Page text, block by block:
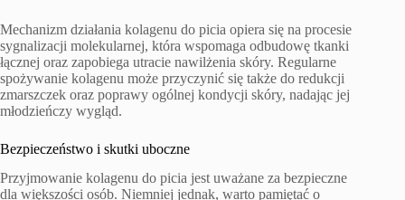
Mechanizm działania kolagenu do picia opiera się na procesie
sygnalizacji molekularnej, która wspomaga odbudowę tkanki
łącznej oraz zapobiega utracie nawilżenia skóry. Regularne
spożywanie kolagenu może przyczynić się także do redukcji
zmarszczek oraz poprawy ogólnej kondycji skóry, nadając jej
młodzieńczy wygląd.
Bezpieczeństwo i skutki uboczne
Przyjmowanie kolagenu do picia jest uważane za bezpieczne
dla większości osób. Niemniej jednak, warto pamiętać o